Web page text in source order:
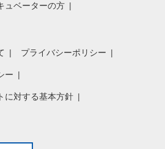
ュベーターの方
プライバシーポリシー
ー
に対する基本方針